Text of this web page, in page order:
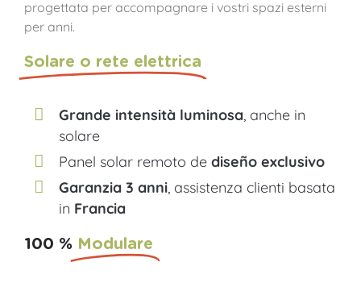
progettata per accompagnare i vostri spazi esterni
per anni.
Solare o rete elettrica
Grande intensità luminosa , anche in
solare
Panel solar remoto dediseño exclusivo
Garanzia 3 anni , assistenza clienti basata
in Francia
100 % Modulare